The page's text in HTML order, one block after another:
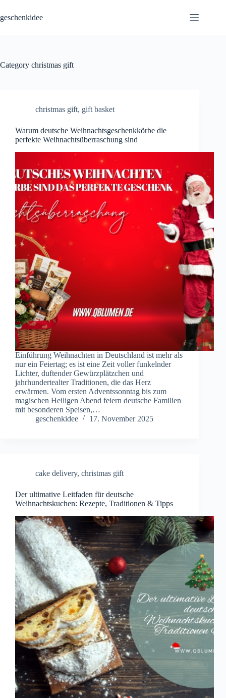
content
geschenkidee
Category christmas gift
christmas gift, gift basket
Warum deutsche Weihnachtsgeschenkkörbe die
perfekte Weihnachtsüberraschung sind
Einführung Weihnachten in Deutschland ist mehr als
nur ein Feiertag; es ist eine Zeit voller funkelnder
Lichter, duftender Gewürzplätzchen und
jahrhundertealter Traditionen, die das Herz
erwärmen. Vom ersten Adventssonntag bis zum
magischen Heiligen Abend feiern deutsche Familien
mit besonderen Speisen,…
geschenkidee
17. November 2025
cake delivery, christmas gift
Der ultimative Leitfaden für deutsche
Weihnachtskuchen: Rezepte, Traditionen & Tipps